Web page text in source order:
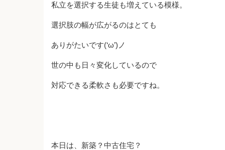
私立を選択する生徒も増えている模様。
選択肢の幅が広がるのはとても
ありがたいです(‘ω’)ノ
世の中も日々変化しているので
対応できる柔軟さも必要ですね。
本日は、新築？中古住宅？